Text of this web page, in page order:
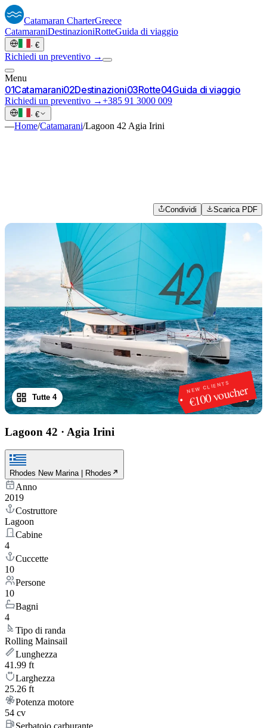
Catamaran CharterGreece
CatamaraniDestinazioniRotteGuida di viaggio
· €
Richiedi un preventivo →
Menu
01Catamarani02Destinazioni03Rotte04Guida di viaggio
Richiedi un preventivo →+385 91 3000 009
· €
—Home/Catamarani/Lagoon 42 Agia Irini
Condividi Scarica PDF
NEW CLIENTS
€100 voucher
1 /4
Tutte 4
Lagoon 42 · Agia Irini
Rhodes New Marina | Rhodes
Anno
2019
Costruttore
Lagoon
Cabine
4
Cuccette
10
Persone
10
Bagni
4
Tipo di randa
Rolling Mainsail
Lunghezza
41.99 ft
Larghezza
25.26 ft
Potenza motore
54 cv